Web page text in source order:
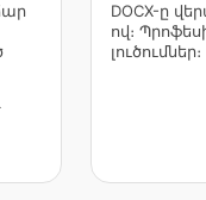
DOCX-ը
ով։
լուծումներ։